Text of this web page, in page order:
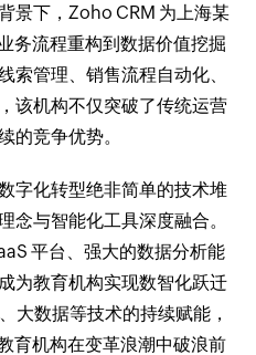
景下，Zoho CRM 为上海某
务流程重构到数据价值挖掘
索管理、销售流程自动化、
该机构不仅突破了传统运营
的竞争优势。
字化转型绝非简单的技术堆
念与智能化工具深度融合。
平台、强大的数据分析能
为教育机构实现数智化跃迁
大数据等技术的持续赋能，
育机构在变革浪潮中破浪前